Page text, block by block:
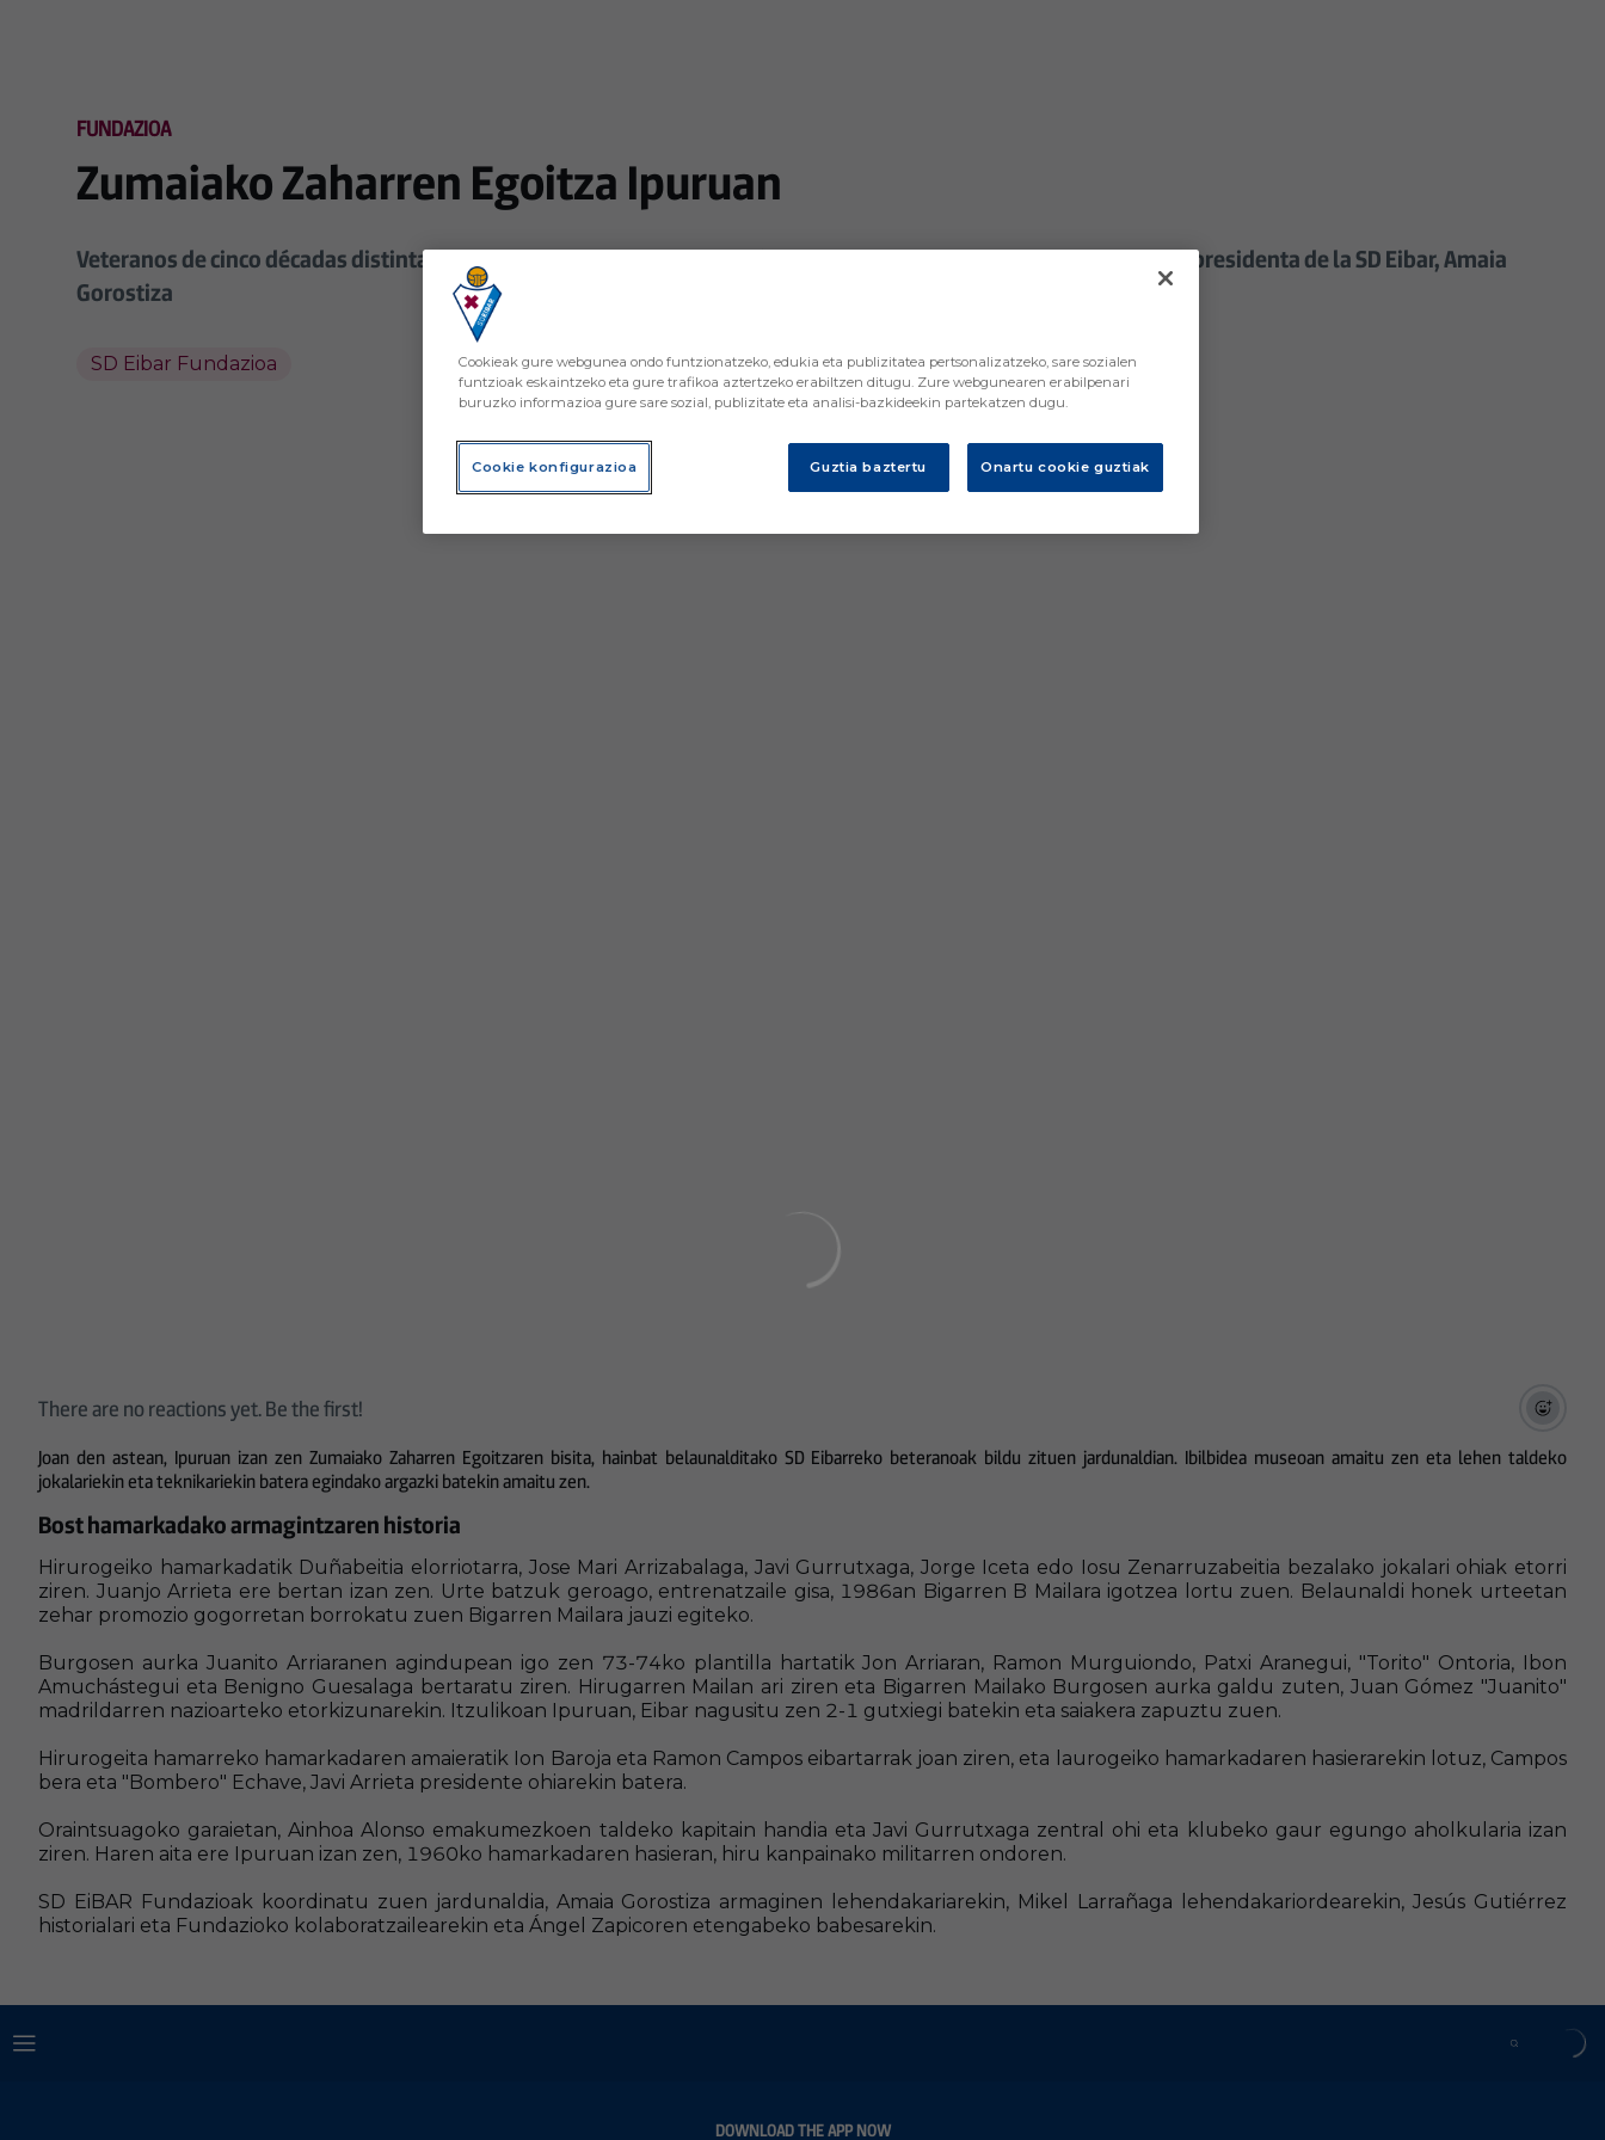
FUNDAZIOA
Zumaiako Zaharren Egoitza Ipuruan
Veteranos de cinco décadas distintas realizaron una visita que finalizó con una foto de familia con la plantilla y la presidenta de la SD Eibar, Amaia
Gorostiza
SD Eibar Fundazioa
There are no reactions yet. Be the first!
Joan den astean, Ipuruan izan zen Zumaiako Zaharren Egoitzaren bisita, hainbat belaunalditako SD Eibarreko beteranoak bildu zituen jardunaldian. Ibilbidea museoan amaitu zen eta lehen taldeko
jokalariekin eta teknikariekin batera egindako argazki batekin amaitu zen.
Bost hamarkadako armagintzaren historia
Hirurogeiko hamarkadatik Duñabeitia elorriotarra, Jose Mari Arrizabalaga, Javi Gurrutxaga, Jorge Iceta edo Iosu Zenarruzabeitia bezalako jokalari ohiak etorri
ziren. Juanjo Arrieta ere bertan izan zen. Urte batzuk geroago, entrenatzaile gisa, 1986an Bigarren B Mailara igotzea lortu zuen. Belaunaldi honek urteetan
zehar promozio gogorretan borrokatu zuen Bigarren Mailara jauzi egiteko.
Burgosen aurka Juanito Arriaranen agindupean igo zen 73-74ko plantilla hartatik Jon Arriaran, Ramon Murguiondo, Patxi Aranegui, "Torito" Ontoria, Ibon
Amuchástegui eta Benigno Guesalaga bertaratu ziren. Hirugarren Mailan ari ziren eta Bigarren Mailako Burgosen aurka galdu zuten, Juan Gómez "Juanito"
madrildarren nazioarteko etorkizunarekin. Itzulikoan Ipuruan, Eibar nagusitu zen 2-1 gutxiegi batekin eta saiakera zapuztu zuen.
Hirurogeita hamarreko hamarkadaren amaieratik Ion Baroja eta Ramon Campos eibartarrak joan ziren, eta laurogeiko hamarkadaren hasierarekin lotuz, Campos
bera eta "Bombero" Echave, Javi Arrieta presidente ohiarekin batera.
Oraintsuagoko garaietan, Ainhoa Alonso emakumezkoen taldeko kapitain handia eta Javi Gurrutxaga zentral ohi eta klubeko gaur egungo aholkularia izan
ziren. Haren aita ere Ipuruan izan zen, 1960ko hamarkadaren hasieran, hiru kanpainako militarren ondoren.
SD EiBAR Fundazioak koordinatu zuen jardunaldia, Amaia Gorostiza armaginen lehendakariarekin, Mikel Larrañaga lehendakariordearekin, Jesús Gutiérrez
historialari eta Fundazioko kolaboratzailearekin eta Ángel Zapicoren etengabeko babesarekin.
DOWNLOAD THE APP NOW
Cookieak gure webgunea ondo funtzionatzeko, edukia eta publizitatea pertsonalizatzeko, sare sozialen
funtzioak eskaintzeko eta gure trafikoa aztertzeko erabiltzen ditugu. Zure webgunearen erabilpenari
buruzko informazioa gure sare sozial, publizitate eta analisi-bazkideekin partekatzen dugu.
Cookie konfigurazioa Guztia baztertu Onartu cookie guztiak